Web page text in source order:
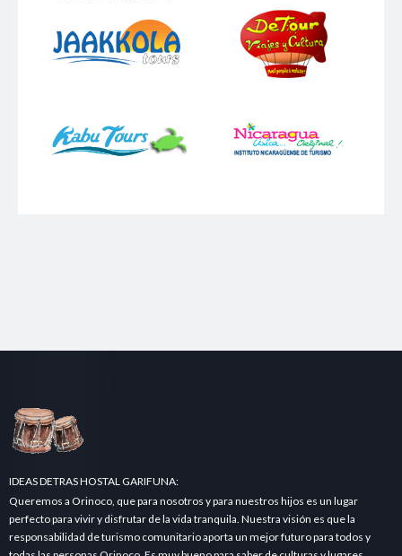
IDEAS DETRAS HOSTAL GARIFUNA:
Queremos a Orinoco, que para nosotros y para nuestros hijos es un lugar
perfecto para vivir y disfrutar de la vida tranquila. Nuestra visión es que la
responsabilidad de turismo comunitario aporta un mejor futuro para todos y